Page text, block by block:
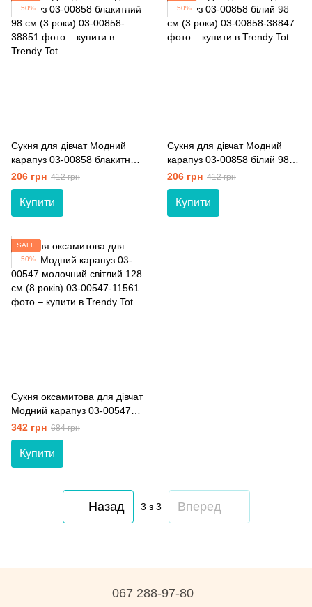
−50%
Сукня для дівчат Модний
карапуз 03-00858 блакитний
98 см (3 роки)
206 грн 412 грн
Купити
−50%
Сукня для дівчат Модний
карапуз 03-00858 білий 98
см (3 роки)
206 грн 412 грн
Купити
SALE
−50%
Сукня оксамитова для дівчат
Модний карапуз 03-00547
молочний світлий 128 см (8
років)
342 грн 684 грн
Купити
Назад 3 з 3 Вперед
067 288-97-80